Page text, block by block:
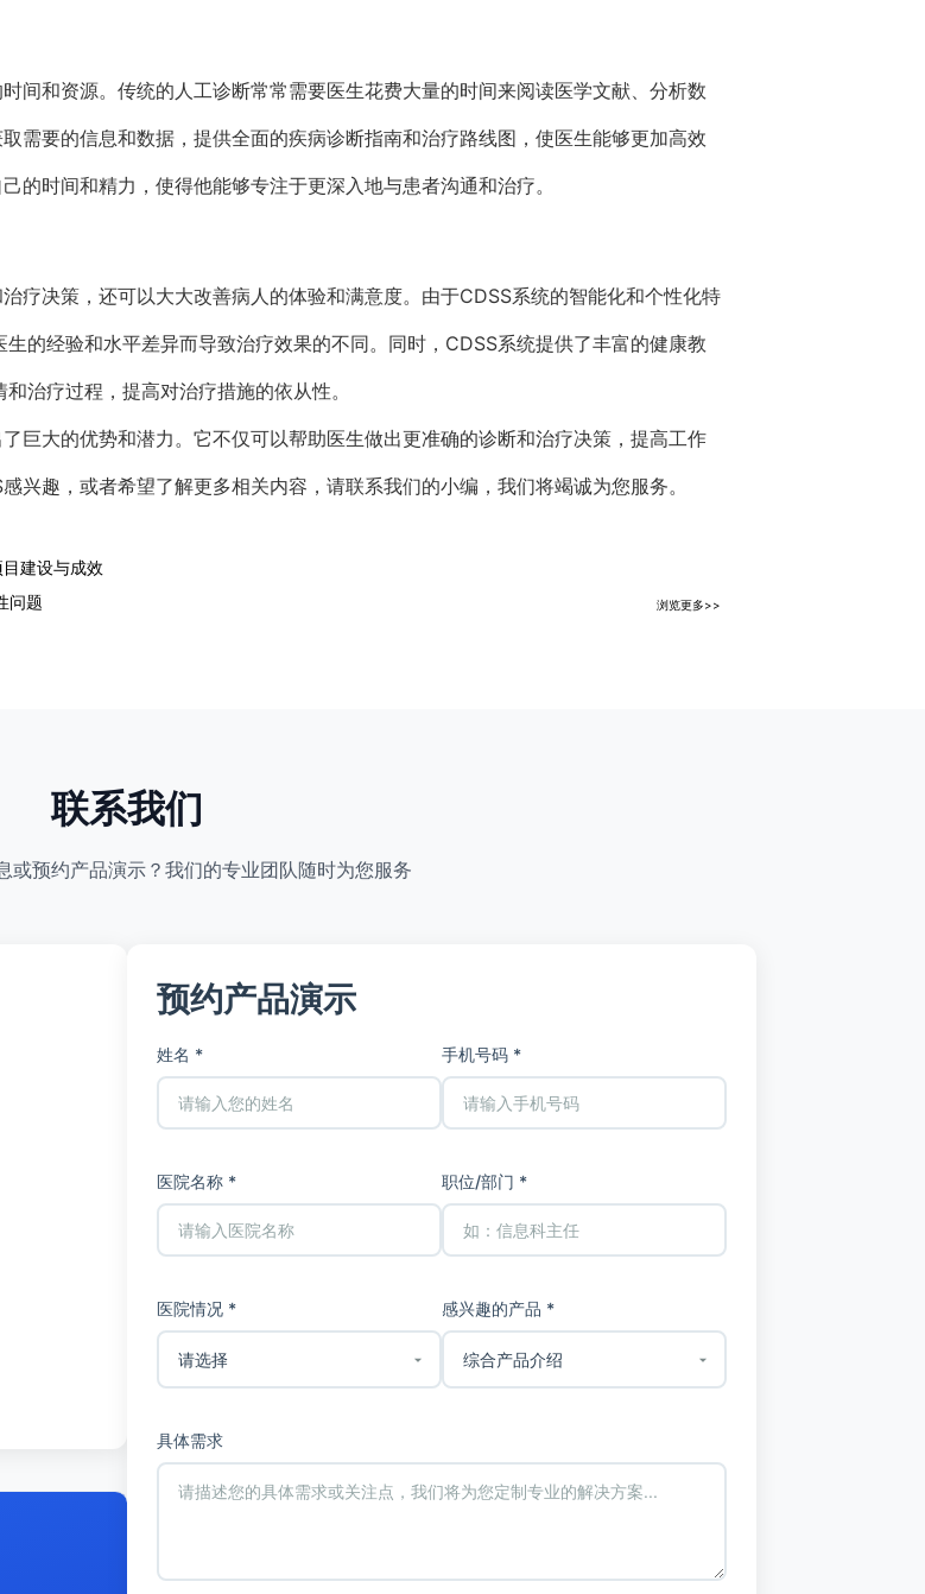
间和资源。传统的人工诊断常常需要医生花费大量的时间来阅读医学文献、分析数
需要的信息和数据，提供全面的疾病诊断指南和治疗路线图，使医生能够更加高效
的时间和精力，使得他能够专注于更深入地与患者沟通和治疗。
疗决策，还可以大大改善病人的体验和满意度。由于CDSS系统的智能化和个性化特
的经验和水平差异而导致治疗效果的不同。同时，CDSS系统提供了丰富的健康教
治疗过程，提高对治疗措施的依从性。
巨大的优势和潜力。它不仅可以帮助医生做出更准确的诊断和治疗决策，提高工作
兴趣，或者希望了解更多相关内容，请联系我们的小编，我们将竭诚为您服务。
建设与成效
问题 浏览更多>>
联系我们
或预约产品演示？我们的专业团队随时为您服务
预约产品演示
姓名 * 手机号码 *
医院名称 * 职位/部门 *
医院情况 * 感兴趣的产品 *
具体需求